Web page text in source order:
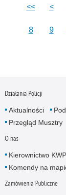
<< <
8 9
Działania Policji
Aktualności
Przegląd Musztry
O nas
Kierownictwo KWP
Komendy na
Zamówienia Publiczne